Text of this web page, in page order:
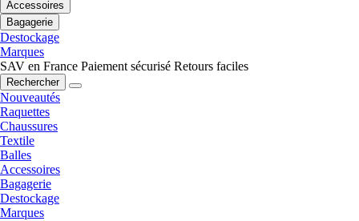
Accessoires
Bagagerie
Destockage
Marques
SAV en France Paiement sécurisé Retours faciles
Rechercher
Nouveautés
Raquettes
Chaussures
Textile
Balles
Accessoires
Bagagerie
Destockage
Marques